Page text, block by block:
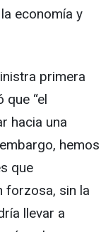
economía y
primera
que “el
hacia una
hemos
que
forzosa, sin la
llevar a